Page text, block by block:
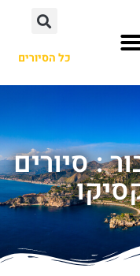
כל הסיורים
: סיורים